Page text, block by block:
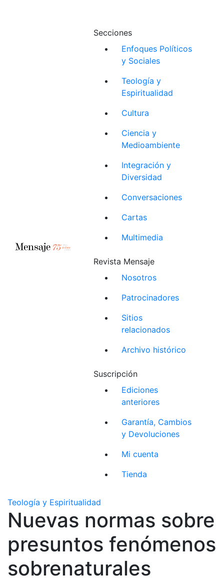
Secciones
Enfoques Políticos
y Sociales
Teología y
Espiritualidad
Cultura
Ciencia y
Medioambiente
Integración y
Diversidad
Conversaciones
Cartas
Multimedia
Revista Mensaje
Nosotros
Patrocinadores
Sitios
relacionados
Archivo histórico
Suscripción
Ediciones
anteriores
Garantía, Cambios
y Devoluciones
Mi cuenta
Tienda
Teología y Espiritualidad
Nuevas normas sobre
presuntos fenómenos
sobrenaturales